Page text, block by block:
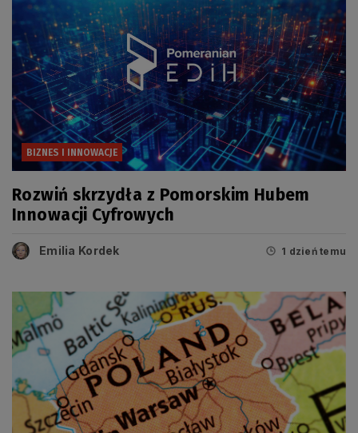
BIZNES I INNOWACJE
Rozwiń skrzydła z Pomorskim Hubem
Innowacji Cyfrowych
Emilia Kordek 1 dzień temu